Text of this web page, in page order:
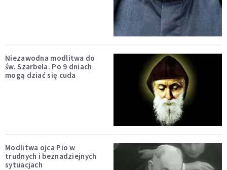
Niezawodna modlitwa do
św. Szarbela. Po 9 dniach
mogą dziać się cuda
Modlitwa ojca Pio w
trudnych i beznadziejnych
sytuacjach